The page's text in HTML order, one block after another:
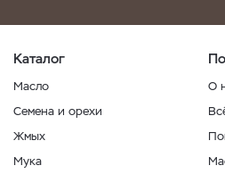
Каталог
Масло
Семена и орехи
Жмых
Мука
О